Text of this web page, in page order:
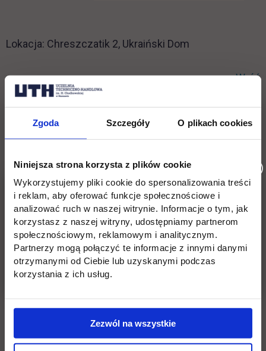
Zgoda Szczegóły O plikach cookies
Niniejsza strona korzysta z plików cookie
Wykorzystujemy pliki cookie do spersonalizowania treści
i reklam, aby oferować funkcje społecznościowe i
analizować ruch w naszej witrynie. Informacje o tym, jak
korzystasz z naszej witryny, udostępniamy partnerom
społecznościowym, reklamowym i analitycznym.
Partnerzy mogą połączyć te informacje z innymi danymi
otrzymanymi od Ciebie lub uzyskanymi podczas
korzystania z ich usług.
Zezwól na wszystkie
Lokacja: Chreszczatik 2, Ukraiński Dom
Wróć
stopkę
Informacje w stopce
Licencjackie
Inżynierskie
Magisterskie
Podyplomowe
Płońsk
Wirtualna uczelnia
Dziekanat
Biblioteka
Stypendia
Opłaty
Misja
Władze
Wydział Zarządzania i
Logistyki